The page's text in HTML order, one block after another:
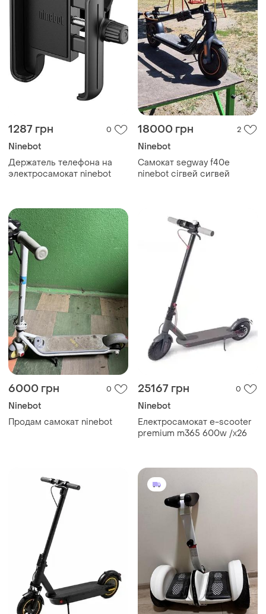
1287 грн 0
Ninebot
Держатель телефона на
электросамокат ninebot
18000 грн 2
Ninebot
Самокат segway f40e
ninebot сігвей сигвей
6000 грн 0
Ninebot
Продам самокат ninebot
25167 грн 0
Ninebot
Електросамокат e-scooter
premium m365 600w /x26